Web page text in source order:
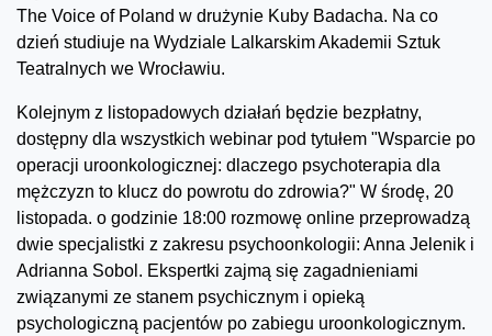
The Voice of Poland w drużynie Kuby Badacha. Na co
dzień studiuje na Wydziale Lalkarskim Akademii Sztuk
Teatralnych we Wrocławiu.
Kolejnym z listopadowych działań będzie bezpłatny,
dostępny dla wszystkich webinar pod tytułem "Wsparcie po
operacji uroonkologicznej: dlaczego psychoterapia dla
mężczyzn to klucz do powrotu do zdrowia?" W środę, 20
listopada. o godzinie 18:00 rozmowę online przeprowadzą
dwie specjalistki z zakresu psychoonkologii: Anna Jelenik i
Adrianna Sobol. Ekspertki zajmą się zagadnieniami
związanymi ze stanem psychicznym i opieką
psychologiczną pacjentów po zabiegu uroonkologicznym.